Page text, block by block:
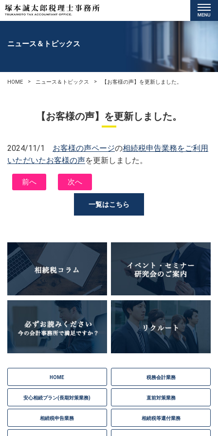
HOME ニュース＆トピックス 【お客様の声】を更新しました。
ニュース＆トピックス
【お客様の声】を更新しました。
2024/11/1 お客様の声ページの相続税申告業務をご利用
いただいたお客様の声を更新しました。
前へ 次へ
一覧はこちら
HOME 税務会計業務
安心相続プラン(長期対策業務) 直前対策業務
相続税申告業務 相続税等還付業務